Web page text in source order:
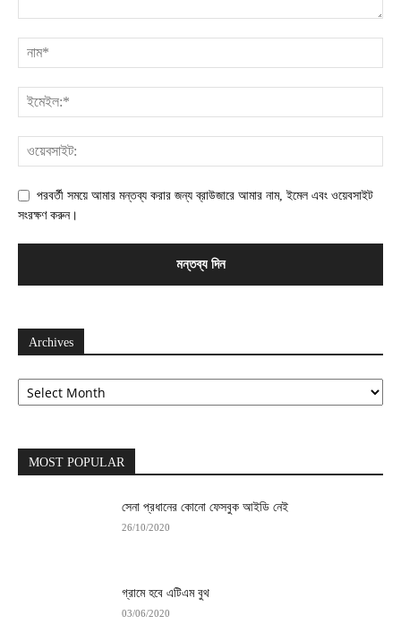
পরবর্তী সময়ে আমার মন্তব্য করার জন্য ব্রাউজারে আমার নাম, ইমেল এবং ওয়েবসাইট
সংরক্ষণ করুন।
Archives
Archives
MOST POPULAR
সেনা প্রধানের কোনো ফেসবুক আইডি নেই
26/10/2020
গ্রামে হবে এটিএম বুথ
03/06/2020